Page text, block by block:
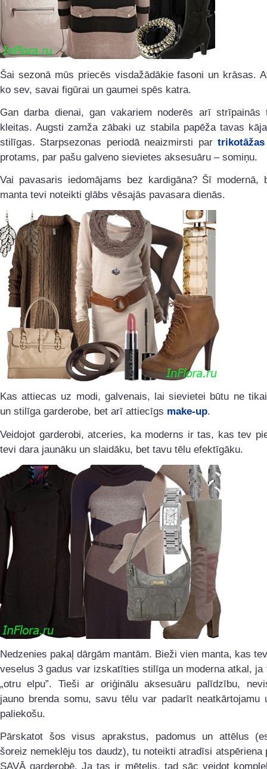
Šai sezonā mūs priecēs visdažādākie fasoni un krāsas.
ko sev, savai figūrai un gaumei spēs katra.
Gan darba dienai, gan vakariem noderēs arī strīpainās
kleitas. Augsti zamža zābaki uz stabila papēža tavas
stilīgas. Starpsezonas periodā neaizmirsti par
protams, par pašu galveno sievietes aksesuāru – somiņu.
Vai pavasaris iedomājams bez kardigāna? Šī modernā,
manta tevi noteikti glābs vēsajās pavasara dienās.
Kas attiecas uz modi, galvenais, lai sievietei būtu ne
un stilīga garderobe, bet arī attiecīgs make-up.
Veidojot garderobi, atceries, ka moderns ir tas, kas tev
tevi dara jaunāku un slaidāku, bet tavu tēlu efektīgāku.
Nedzenies pakaļ dārgām mantām. Bieži vien manta, kas
veselus 3 gadus var izskatīties stilīga un moderna atkal, ja
„otru elpu”. Tieši ar oriģinālu aksesuāru palīdzību,
jauno brenda somu, savu tēlu var padarīt neatkārtojamu
paliekošu.
Pārskatot šos visus aprakstus, padomus un attēlus
šoreiz nemeklēju tos daudz), tu noteikti atradīsi atspēriena
SAVĀ garderobē. Ja tas ir mētelis, tad sāc veidot